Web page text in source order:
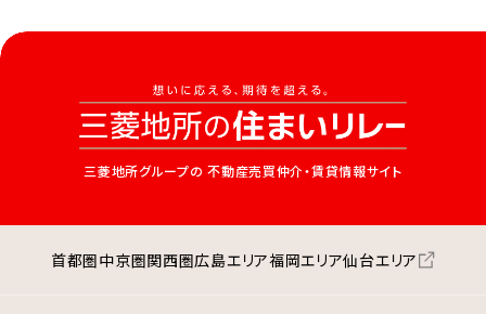
三菱地所グループの 不動産売買仲介・賃貸情報サイト
首都圏中京圏関西圏広島エリア福岡エリア仙台エリア